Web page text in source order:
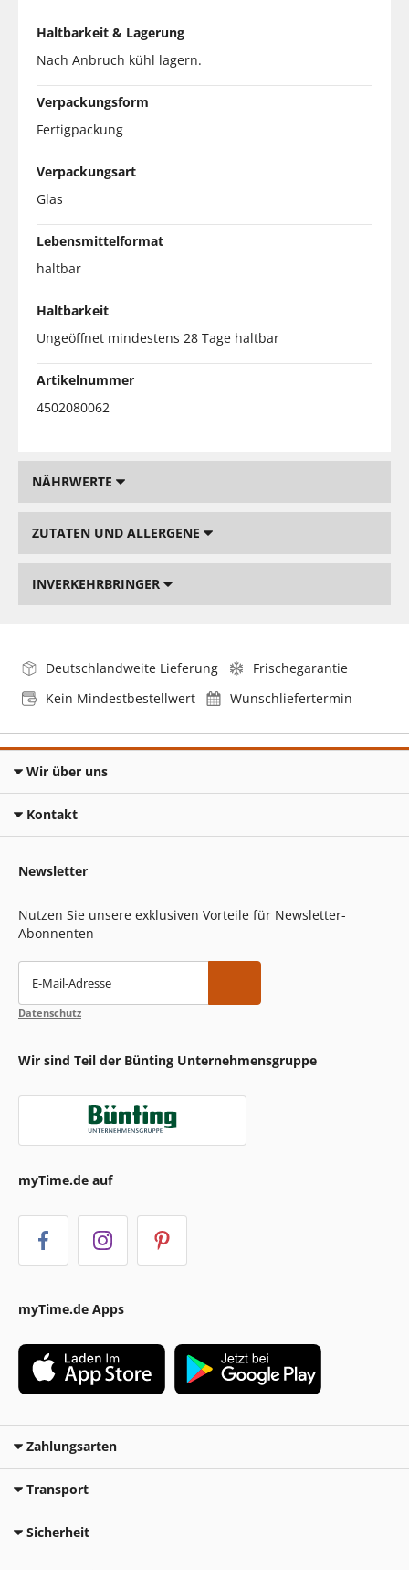
Haltbarkeit & Lagerung
Nach Anbruch kühl lagern.
Verpackungsform
Fertigpackung
Verpackungsart
Glas
Lebensmittelformat
haltbar
Haltbarkeit
Ungeöffnet mindestens 28 Tage haltbar
Artikelnummer
4502080062
NÄHRWERTE
ZUTATEN UND ALLERGENE
INVERKEHRBRINGER
Deutschlandweite Lieferung
Frischegarantie
Kein Mindestbestellwert
Wunschliefertermin
Wir über uns
Kontakt
Newsletter
Nutzen Sie unsere exklusiven Vorteile für Newsletter-
Abonnenten
E-Mail-Adresse
Datenschutz
Wir sind Teil der Bünting Unternehmensgruppe
myTime.de auf
myTime.de Apps
Zahlungsarten
Transport
Sicherheit